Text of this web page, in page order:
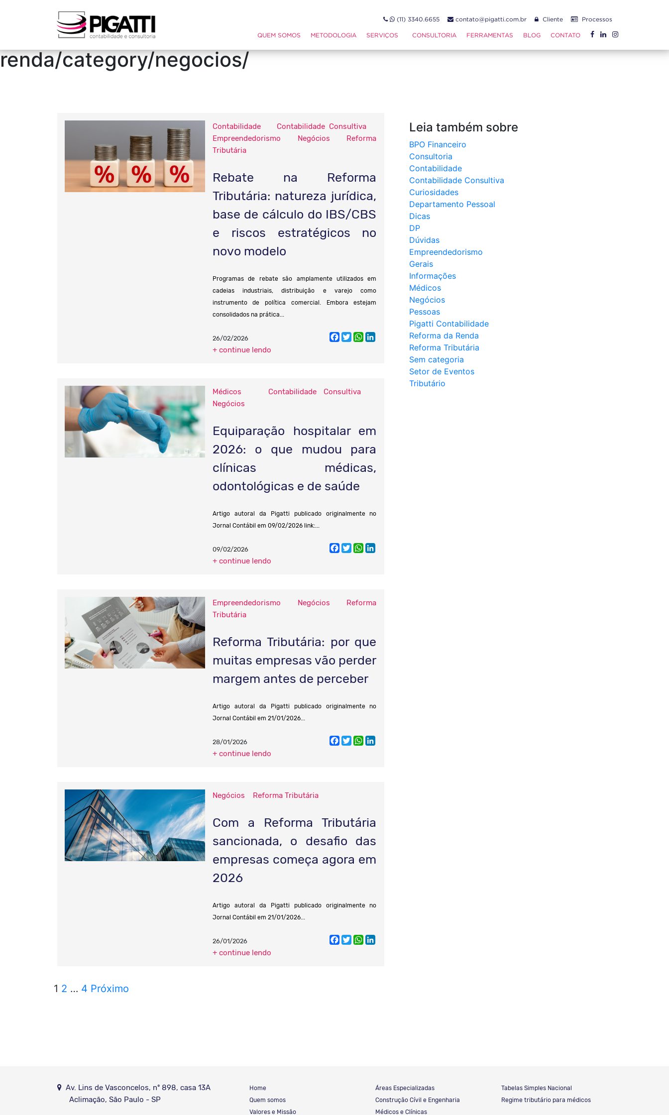
/blog/category/pigati
contabilidade/category/dicas/page/2/category/reforma da
renda/category/negocios/
QUEM SOMOS METODOLOGIA SERVIÇOS CONSULTORIA FERRAMENTAS BLOG CONTATO
(11) 3340.6655 contato@pigatti.com.br Cliente Processos
Contabilidade
Contabilidade Consultiva
Empreendedorismo
Negócios
Reforma
Tributária
Rebate na Reforma
Tributária: natureza jurídica,
base de cálculo do IBS/CBS
e riscos estratégicos no
novo modelo
Programas de rebate são amplamente utilizados em
cadeias industriais, distribuição e varejo como
instrumento de política comercial. Embora estejam
consolidados na prática...
26/02/2026
+ continue lendo
Facebook
TwitterWhatsApp
Médicos
Contabilidade Consultiva
Negócios
Equiparação hospitalar em
2026: o que mudou para
clínicas médicas,
odontológicas e de saúde
Artigo autoral da Pigatti publicado originalmente no
Jornal Contábil em 09/02/2026 link:...
09/02/2026
+ continue lendo
Facebook
TwitterWhatsApp
Empreendedorismo Negócios
Reforma
Tributária
Reforma Tributária: por que
muitas empresas vão perder
margem antes de perceber
Artigo autoral da Pigatti publicado originalmente no
Jornal Contábil em 21/01/2026...
28/01/2026
+ continue lendo
Facebook
TwitterWhatsApp
Negócios Reforma Tributária
Com a Reforma Tributária
sancionada, o desafio das
empresas começa agora em
2026
Artigo autoral da Pigatti publicado originalmente no
Jornal Contábil em 21/01/2026...
26/01/2026
+ continue lendo
Facebook
TwitterWhatsApp
1 2 … 4 Próximo
Leia também sobre
BPO Financeiro
Consultoria
Contabilidade
Contabilidade Consultiva
Curiosidades
Departamento Pessoal
Dicas
DP
Dúvidas
Empreendedorismo
Gerais
Informações
Médicos
Negócios
Pessoas
Pigatti Contabilidade
Reforma da Renda
Reforma Tributária
Sem categoria
Setor de Eventos
Tributário
Av. Lins de Vasconcelos, nº 898, casa 13A
Aclimação, São Paulo - SP
Home
Quem somos
Valores e Missão
Áreas Especializadas
Construção Cívil e Engenharia
Médicos e Clínicas
Tabelas Simples Nacional
Regime tributário para médicos